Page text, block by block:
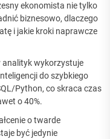
ekonomista nie tylko
biznesowo, dlaczego
i jakie kroki naprawcze
analityk wykorzystuje
do szybkiego
Python, co skraca czas
o 40%.
o twarde
być jedynie